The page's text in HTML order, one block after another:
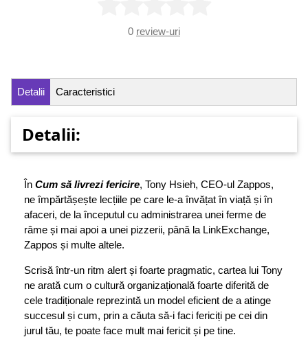
0 review-uri
Detalii Caracteristici
Detalii:
În Cum să livrezi fericire, Tony Hsieh, CEO-ul Zappos,
ne împărtășește lecțiile pe care le-a învățat în viață și în
afaceri, de la începutul cu administrarea unei ferme de
râme și mai apoi a unei pizzerii, până la LinkExchange,
Zappos și multe altele.
Scrisă într-un ritm alert și foarte pragmatic, cartea lui Tony
ne arată cum o cultură organizațională foarte diferită de
cele tradiționale reprezintă un model eficient de a atinge
succesul și cum, prin a căuta să-i faci fericiți pe cei din
jurul tău, te poate face mult mai fericit și pe tine.